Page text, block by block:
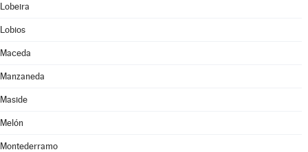
Lobeira
Lobios
Maceda
Manzaneda
Maside
Melón
Montederramo